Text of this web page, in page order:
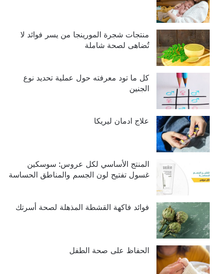
منتجات شجرة المورينجا من يسر فوائد لا
تُضاهى لصحة شاملة
كل ما تود معرفته حول عملية تحديد نوع
الجنين
علاج ادمان ليريكا
المنتج الأساسي لكل عروس: سوسكين
غسول تفتيح لون الجسم والمناطق الحساسة
فوائد فاكهة القشطة المذهلة لصحة أسرتك
الحفاظ على صحة الطفل